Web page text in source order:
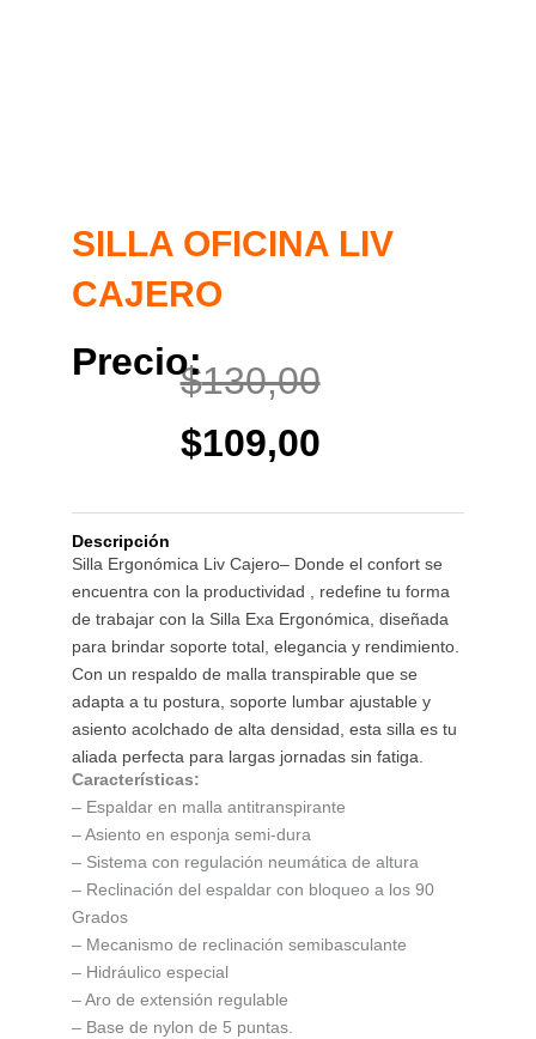
SILLA OFICINA LIV
CAJERO
Precio:
$130,00El
precio
original
era:
$130,00.
$109,00
El
precio
actual
es:
$109,00.
Descripción
Silla Ergonómica Liv Cajero– Donde el confort se
encuentra con la productividad , redefine tu forma
de trabajar con la Silla Exa Ergonómica, diseñada
para brindar soporte total, elegancia y rendimiento.
Con un respaldo de malla transpirable que se
adapta a tu postura, soporte lumbar ajustable y
asiento acolchado de alta densidad, esta silla es tu
aliada perfecta para largas jornadas sin fatiga.
Características:
– Espaldar en malla antitranspirante
– Asiento en esponja semi-dura
– Sistema con regulación neumática de altura
– Reclinación del espaldar con bloqueo a los 90
Grados
– Mecanismo de reclinación semibasculante
– Hidráulico especial
– Aro de extensión regulable
– Base de nylon de 5 puntas.